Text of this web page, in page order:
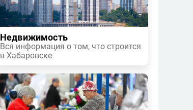
Недвижимость
Вся информация о том, что строится
в Хабаровске